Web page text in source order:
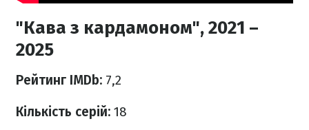
"Кава з кардамоном", 2021 –
2025
Рейтинг IMDb: 7,2
Кількість серій: 18